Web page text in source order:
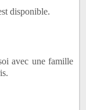
disponible.
avec une famille